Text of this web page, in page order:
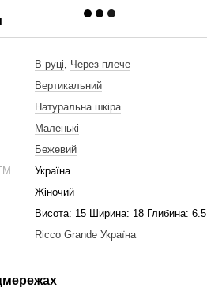
В руці, Через плече
Вертикальний
Натуральна шкіра
Маленькі
Бежевий
Україна
Жіночий
Висота: 15 Ширина: 18 Глибина: 6.5
Ricco Grande Україна